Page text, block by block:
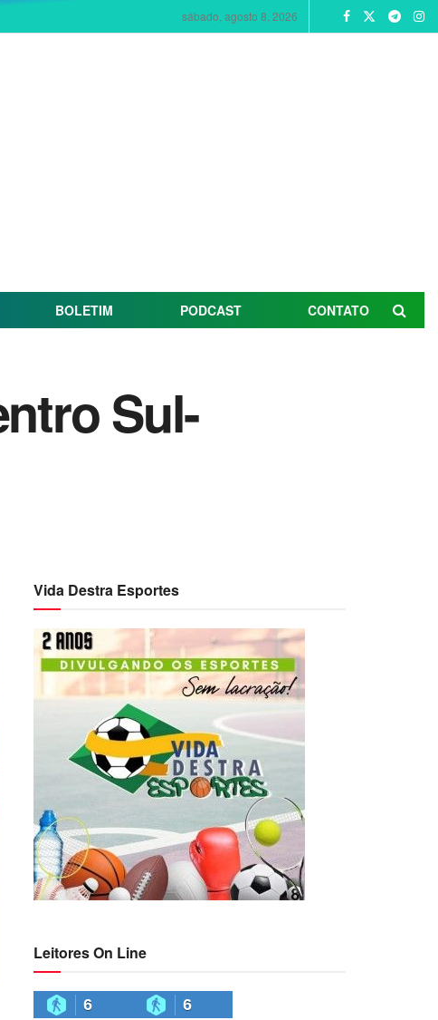
sábado, agosto 8, 2026
BOLETIM PODCAST CONTATO
Sul-
Vida Destra Esportes
Leitores On Line
6 6